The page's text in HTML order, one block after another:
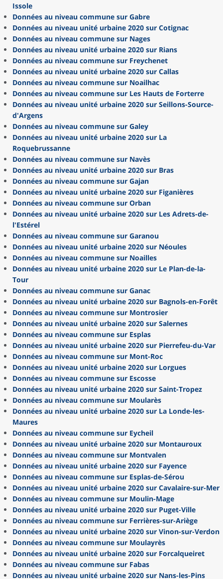
Issole
Données au niveau commune sur Gabre
Données au niveau unité urbaine 2020 sur Cotignac
Données au niveau commune sur Nages
Données au niveau unité urbaine 2020 sur Rians
Données au niveau commune sur Freychenet
Données au niveau unité urbaine 2020 sur Callas
Données au niveau commune sur Noailhac
Données au niveau commune sur Les Hauts de Forterre
Données au niveau unité urbaine 2020 sur Seillons-Source-
d'Argens
Données au niveau commune sur Galey
Données au niveau unité urbaine 2020 sur La
Roquebrussanne
Données au niveau commune sur Navès
Données au niveau unité urbaine 2020 sur Bras
Données au niveau commune sur Gajan
Données au niveau unité urbaine 2020 sur Figanières
Données au niveau commune sur Orban
Données au niveau unité urbaine 2020 sur Les Adrets-de-
l'Estérel
Données au niveau commune sur Garanou
Données au niveau unité urbaine 2020 sur Néoules
Données au niveau commune sur Noailles
Données au niveau unité urbaine 2020 sur Le Plan-de-la-
Tour
Données au niveau commune sur Ganac
Données au niveau unité urbaine 2020 sur Bagnols-en-Forêt
Données au niveau commune sur Montrosier
Données au niveau unité urbaine 2020 sur Salernes
Données au niveau commune sur Esplas
Données au niveau unité urbaine 2020 sur Pierrefeu-du-Var
Données au niveau commune sur Mont-Roc
Données au niveau unité urbaine 2020 sur Lorgues
Données au niveau commune sur Escosse
Données au niveau unité urbaine 2020 sur Saint-Tropez
Données au niveau commune sur Moularès
Données au niveau unité urbaine 2020 sur La Londe-les-
Maures
Données au niveau commune sur Eycheil
Données au niveau unité urbaine 2020 sur Montauroux
Données au niveau commune sur Montvalen
Données au niveau unité urbaine 2020 sur Fayence
Données au niveau commune sur Esplas-de-Sérou
Données au niveau unité urbaine 2020 sur Cavalaire-sur-Mer
Données au niveau commune sur Moulin-Mage
Données au niveau unité urbaine 2020 sur Puget-Ville
Données au niveau commune sur Ferrières-sur-Ariège
Données au niveau unité urbaine 2020 sur Vinon-sur-Verdon
Données au niveau commune sur Moulayrès
Données au niveau unité urbaine 2020 sur Forcalqueiret
Données au niveau commune sur Fabas
Données au niveau unité urbaine 2020 sur Nans-les-Pins